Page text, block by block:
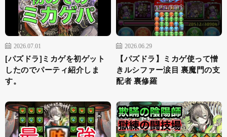
2026.07.01
[パズドラ]ミカゲを初ゲット
したのでパーティ紹介しま
す。
2026.06.29
【パズドラ】ミカゲ使って憎
きルシファー涙目 裏魔門の支
配者 裏修羅